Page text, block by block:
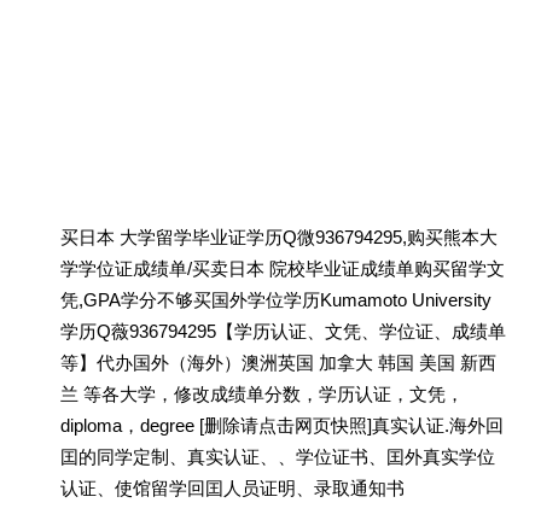
买日本 大学留学毕业证学历Q微936794295,购买熊本大
学学位证成绩单/买卖日本 院校毕业证成绩单购买留学文
凭,GPA学分不够买国外学位学历Kumamoto University
学历Q薇936794295【学历认证、文凭、学位证、成绩单
等】代办国外（海外）澳洲英国 加拿大 韩国 美国 新西
兰 等各大学，修改成绩单分数，学历认证，文凭，
diploma，degree [删除请点击网页快照]真实认证.海外回
囯的同学定制、真实认证、、学位证书、囯外真实学位
认证、使馆留学回囯人员证明、录取通知书